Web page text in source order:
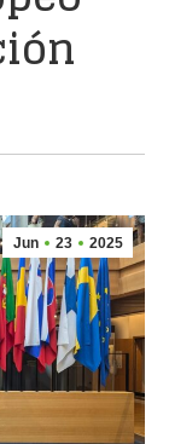
Jun 23 2025